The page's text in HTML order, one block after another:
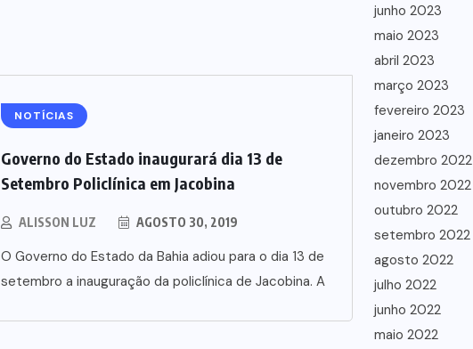
NOTÍCIAS
Governo do Estado inaugurará dia 13 de
Setembro Policlínica em Jacobina
ALISSON LUZ AGOSTO 30, 2019
O Governo do Estado da Bahia adiou para o dia 13 de
setembro a inauguração da policlínica de Jacobina. A
junho 2023
maio 2023
abril 2023
março 2023
fevereiro 2023
janeiro 2023
dezembro 2022
novembro 2022
outubro 2022
setembro 2022
agosto 2022
julho 2022
junho 2022
maio 2022